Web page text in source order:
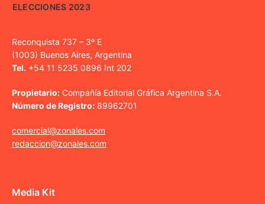
ELECCIONES 2023
Reconquista 737 – 3º E
(1003) Buenos Aires, Argentina
Tel. +54 11 5235 0896 Int 202
Propietario: Compañía Editorial Gráfica Argentina S.A.
Número de Registro: 89962701
comercial@zonales.com
redaccion@zonales.com
Media Kit